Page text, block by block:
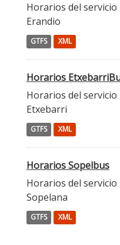
Horarios del
Erandio
GTFS XML
Horarios
Horarios del
Etxebarri
GTFS XML
Horarios Sopelbus
Horarios del
Sopelana
GTFS XML